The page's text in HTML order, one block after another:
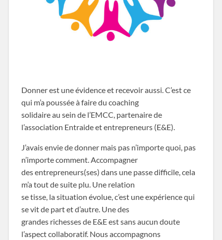
Donner est une évidence et recevoir aussi. C’est ce
qui m’a poussée à faire du coaching
solidaire au sein de l’EMCC, partenaire de
l’association Entraide et entrepreneurs (E&E).
J’avais envie de donner mais pas n’importe quoi, pas
n’importe comment. Accompagner
des entrepreneurs(ses) dans une passe difficile, cela
m’a tout de suite plu. Une relation
se tisse, la situation évolue, c’est une expérience qui
se vit de part et d’autre. Une des
grandes richesses de E&E est sans aucun doute
l’aspect collaboratif. Nous accompagnons